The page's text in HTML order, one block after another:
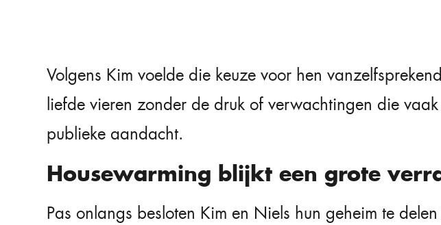
Volgens Kim voelde die keuze voor hen
liefde vieren zonder de druk of verwachtingen die
publieke aandacht.
Housewarming blijkt een grote
Pas onlangs besloten Kim en Niels hun geheim te